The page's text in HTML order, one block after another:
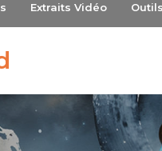
Extraits Vidéo